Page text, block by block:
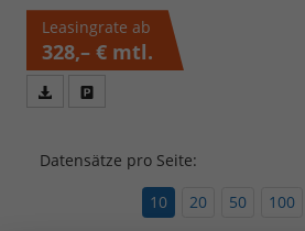
Leasingrate ab
328,– € mtl.
speichern/drucken
Datensätze pro Seite:
10
20 50 100